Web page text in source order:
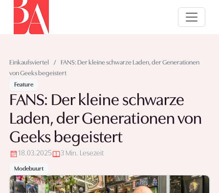
Einkaufsviertel /
FANS: Der kleine schwarze Laden, der Generationen
von Geeks begeistert
Feature
FANS: Der kleine schwarze
Laden, der Generationen von
Geeks begeistert
18.03.2025 3 Min. Lesezeit
Modebuurt